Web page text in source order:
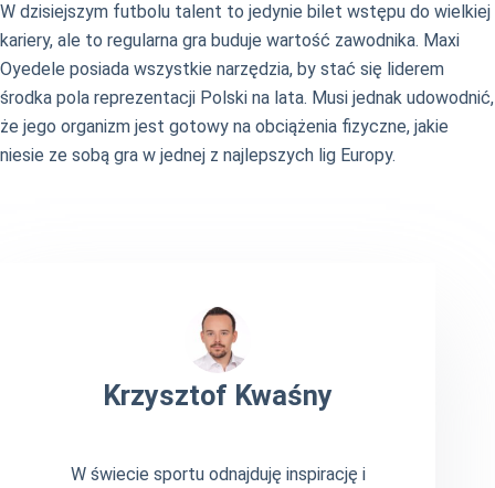
W dzisiejszym futbolu talent to jedynie bilet wstępu do wielkiej
kariery, ale to regularna gra buduje wartość zawodnika. Maxi
Oyedele posiada wszystkie narzędzia, by stać się liderem
środka pola reprezentacji Polski na lata. Musi jednak udowodnić,
że jego organizm jest gotowy na obciążenia fizyczne, jakie
niesie ze sobą gra w jednej z najlepszych lig Europy.
Krzysztof Kwaśny
W świecie sportu odnajduję inspirację i